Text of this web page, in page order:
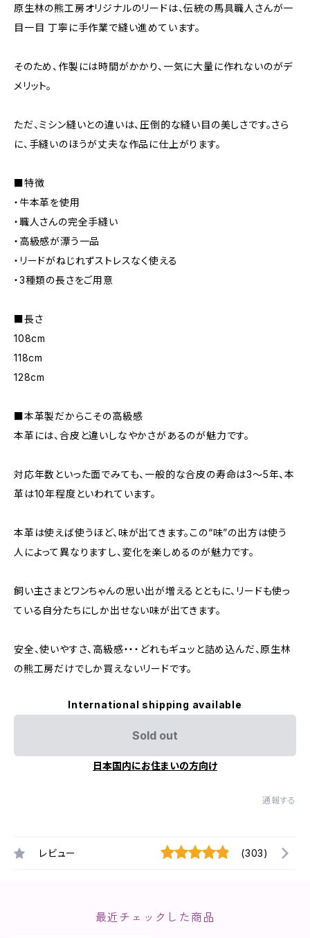
原生林の熊工房オリジナルのリードは、伝統の馬具職人さんが一
目一目 丁寧に手作業で縫い進めています。
そのため、作製には時間がかかり、一気に大量に作れないのがデ
メリット。
ただ、ミシン縫いとの違いは、圧倒的な縫い目の美しさです。さら
に、手縫いのほうが丈夫な作品に仕上がります。
■特徴
・牛本革を使用
・職人さんの完全手縫い
・高級感が漂う一品
・リードがねじれずストレスなく使える
・3種類の長さをご用意
■長さ
108cm
118cm
128cm
■本革製だからこその高級感
本革には、合皮と違いしなやかさがあるのが魅力です。
対応年数といった面でみても、一般的な合皮の寿命は3～5年、本
革は10年程度といわれています。
本革は使えば使うほど、味が出てきます。この“味”の出方は使う
人によって異なりますし、変化を楽しめるのが魅力です。
飼い主さまとワンちゃんの思い出が増えるとともに、リードも使っ
ている自分たちにしか出せない味が出てきます。
安全、使いやすさ、高級感・・・どれもギュッと詰め込んだ、原生林
の熊工房だけでしか買えないリードです。
International shipping available
Sold out
日本国内にお住まいの方向け
通報する
レビュー (303)
最近チェックした商品